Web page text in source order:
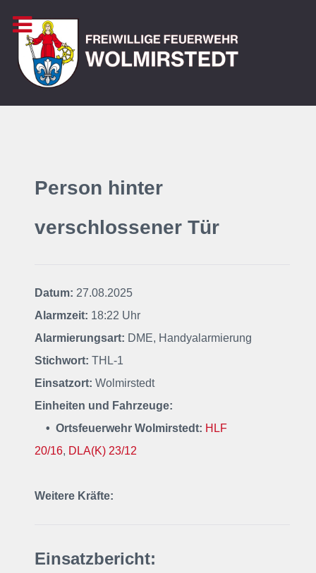
Person hinter
verschlossener Tür
Datum: 27.08.2025
Alarmzeit: 18:22 Uhr
Alarmierungsart: DME, Handyalarmierung
Stichwort: THL-1
Einsatzort: Wolmirstedt
Einheiten und Fahrzeuge:
• Ortsfeuerwehr Wolmirstedt: HLF
20/16, DLA(K) 23/12
Weitere Kräfte:
Einsatzbericht: